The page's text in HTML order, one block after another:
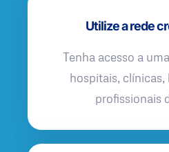
Utilize a rede
Tenha acesso a
hospitais,
profissionais